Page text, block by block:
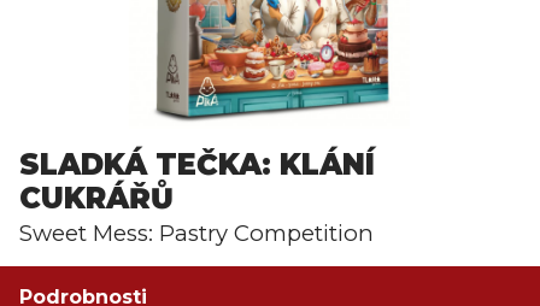
SLADKÁ TEČKA: KLÁNÍ
CUKRÁŘŮ
Sweet Mess: Pastry Competition
Podrobnosti